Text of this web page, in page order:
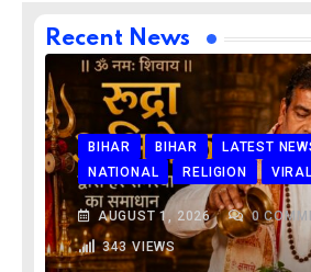
Recent News
BIHAR BIHAR
LATEST
NATIONAL
RELIGION
AUGUST 1, 2026 0
343VIEWS